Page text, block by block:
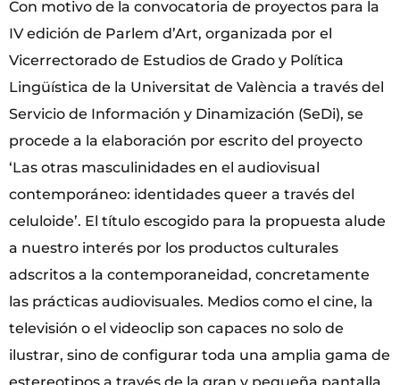
Con motivo de la convocatoria de proyectos para la
IV edición de Parlem d’Art, organizada por el
Vicerrectorado de Estudios de Grado y Política
Lingüística de la Universitat de València a través del
Servicio de Información y Dinamización (SeDi), se
procede a la elaboración por escrito del proyecto
‘Las otras masculinidades en el audiovisual
contemporáneo: identidades queer a través del
celuloide’. El título escogido para la propuesta alude
a nuestro interés por los productos culturales
adscritos a la contemporaneidad, concretamente
las prácticas audiovisuales. Medios como el cine, la
televisión o el videoclip son capaces no solo de
ilustrar, sino de configurar toda una amplia gama de